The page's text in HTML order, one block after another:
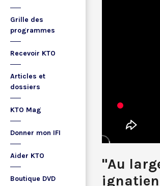
Grille des
programmes
Recevoir KTO
Articles et
dossiers
KTO Mag
Donner mon IFI
Aider KTO
Boutique DVD
"Au